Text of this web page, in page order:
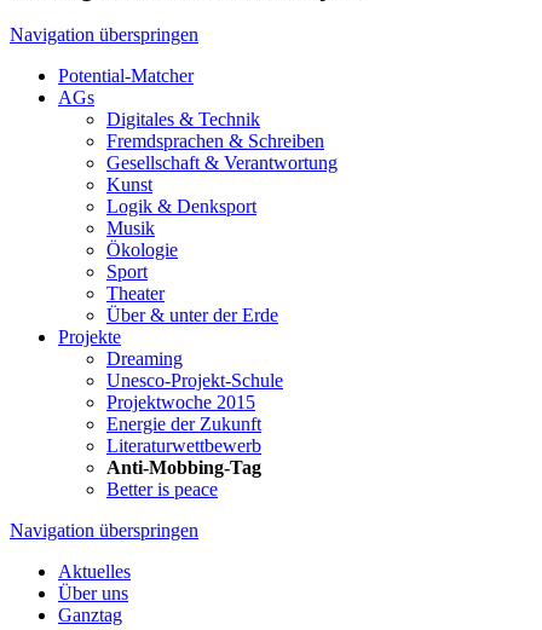
Navigation überspringen
Potential-Matcher
AGs
Digitales & Technik
Fremdsprachen & Schreiben
Gesellschaft & Verantwortung
Kunst
Logik & Denksport
Musik
Ökologie
Sport
Theater
Über & unter der Erde
Projekte
Dreaming
Unesco-Projekt-Schule
Projektwoche 2015
Energie der Zukunft
Literaturwettbewerb
Anti-Mobbing-Tag
Better is peace
Navigation überspringen
Aktuelles
Über uns
Ganztag